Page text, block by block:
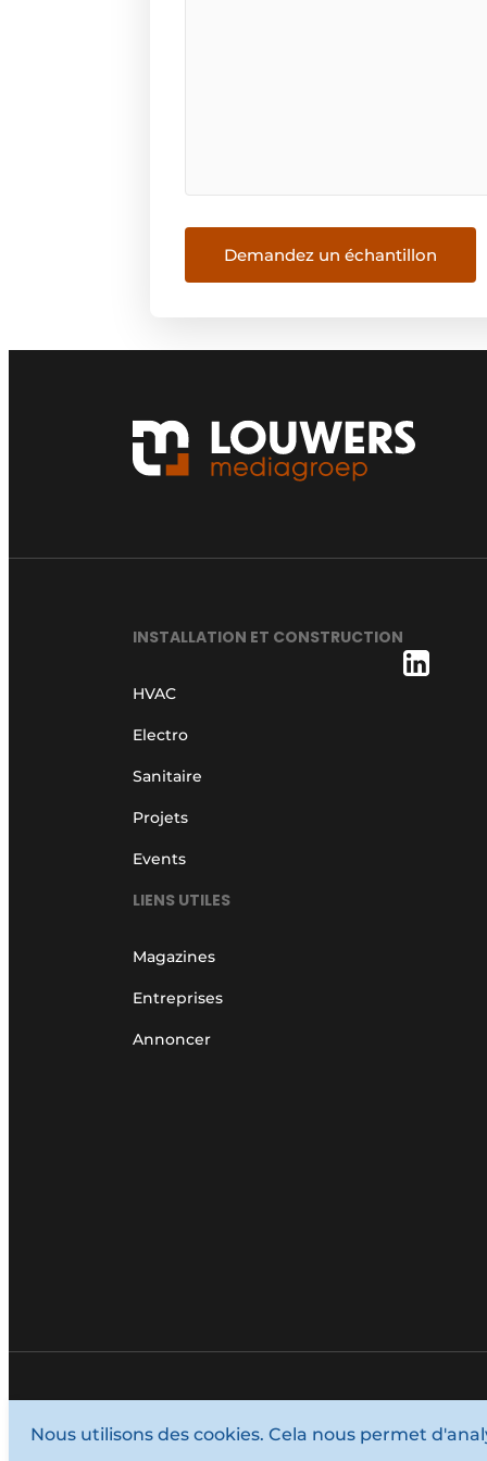
INSTALLATION ET CONSTRUCTION
HVAC
Electro
Sanitaire
Projets
Events
LIENS UTILES
Magazines
Entreprises
Annoncer
© 1987 - 2026 Louwersmediagroep.
Nous utilisons des cookies. Cela nous permet